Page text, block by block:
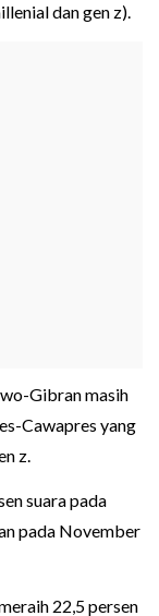
dan gen z).
Gibran masih
Cawapres yang
z.
suara pada
pada November
22,5 persen